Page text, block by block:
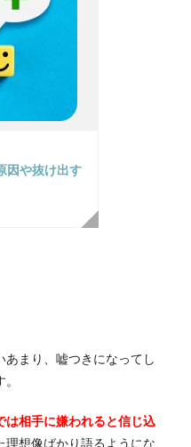
因や抜け出す
あまり、嘘つきになってし
は相手に嫌われると信じ込
理想像ばかり語るようにな